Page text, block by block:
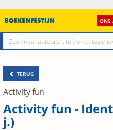
ONS
TERUG
Activity fun
Activity fun -
j.)